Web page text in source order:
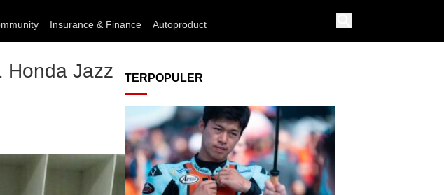
Insurance & Finance Autoproduct
Honda Jazz
TERPOPULER